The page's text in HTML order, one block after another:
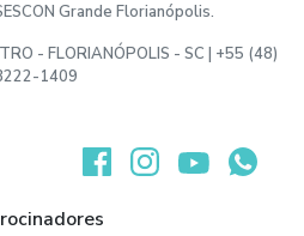
Grande Florianópolis.
- FLORIANÓPOLIS - SC | +55 (48)
1409
por: